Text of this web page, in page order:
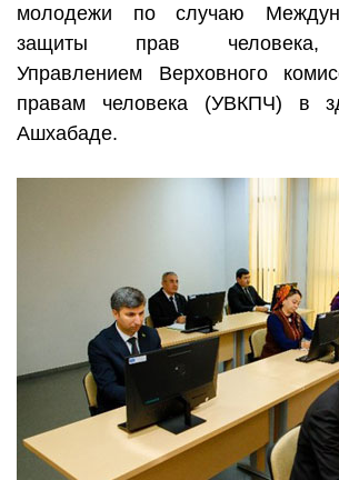
молодежи по случаю
защиты прав человека,
Управлением Верховного
правам человека (УВКПЧ) в
Ашхабаде.